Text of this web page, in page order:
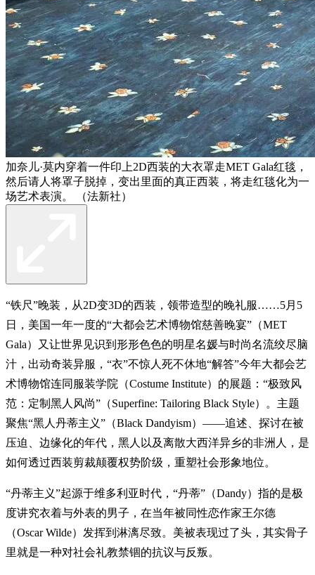
加奈儿·莫内穿着一件印上2D西装的大衣罩走MET Gala红毯，
然后请人将罩子脱掉，变出里面的真正西装，将走红毯化为一
场艺术表演。 （法新社）
“铁尺”晚装，从2D变3D的西装，领带造型的晚礼服……5月5
日，美国一年一度的“大都会艺术博物馆慈善晚宴”（MET
Gala）又让世界见识到形形色色的明星名媛与时尚名流绞尽脑
汁，出动奇装异服，“衣”不惊人死不休地“解答”今年大都会艺
术博物馆连同服装学院（Costume Institute）的展题：“极致风
范：定制黑人风尚”（Superfine: Tailoring Black Style）。主题
聚焦“黑人丹蒂主义”（Black Dandyism）——追述、探讨在被
压迫、边缘化的年代，黑人以及离散大西洋异乡的非洲人，是
如何透过西装剪裁颠覆权势阶级，重塑社会形象地位。
“丹蒂主义”起源于维多利亚时代，“丹蒂”（Dandy）指的是极
度讲究衣着与外表的男子，在当年被同性恋作家王尔德
（Oscar Wilde）发挥到淋漓尽致。美被表现过了头，其实骨子
里就是一种对社会礼教禁锢的抗议与反叛。